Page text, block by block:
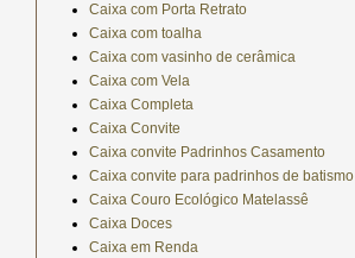
Caixa com Porta Retrato
Caixa com toalha
Caixa com vasinho de cerâmica
Caixa com Vela
Caixa Completa
Caixa Convite
Caixa convite Padrinhos Casamento
Caixa convite para padrinhos de batismo
Caixa Couro Ecológico Matelassê
Caixa Doces
Caixa em Renda